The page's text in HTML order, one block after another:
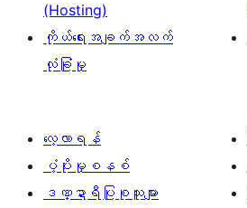
(Hosting)
ကိုယ်ရေးအချက်အလက်
လုံခြုံမှု
လေ့လာရန်
ပံ့ပိုးမှုစနစ်
ဒဏ္ဍာရီပြုစုသူများ